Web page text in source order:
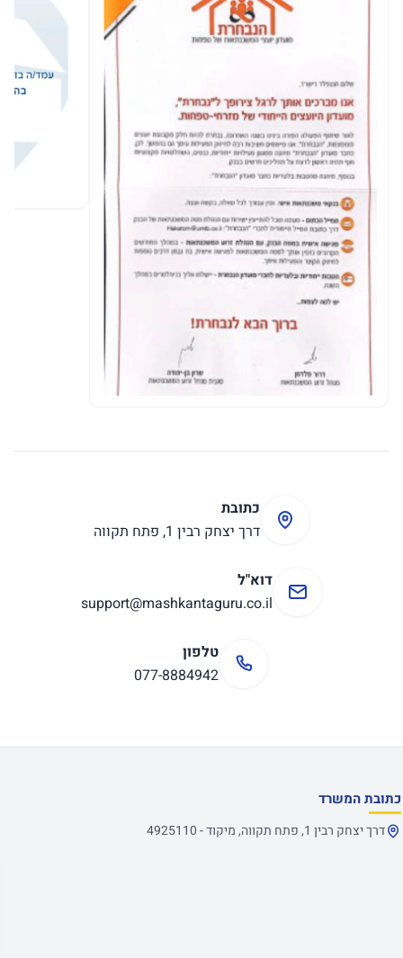
כתובת
דרך יצחק רבין 1, פתח תקווה
דוא"ל
support@mashkantaguru.co.il
טלפון
077-8884942
כתובת המשרד
דרך יצחק רבין 1, פתח תקווה, מיקוד - 4925110